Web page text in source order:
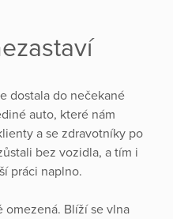
dostala do nečekané
auto, které nám
a se zdravotníky po
bez vozidla, a tím i
práci naplno.
omezená. Blíží se vlna